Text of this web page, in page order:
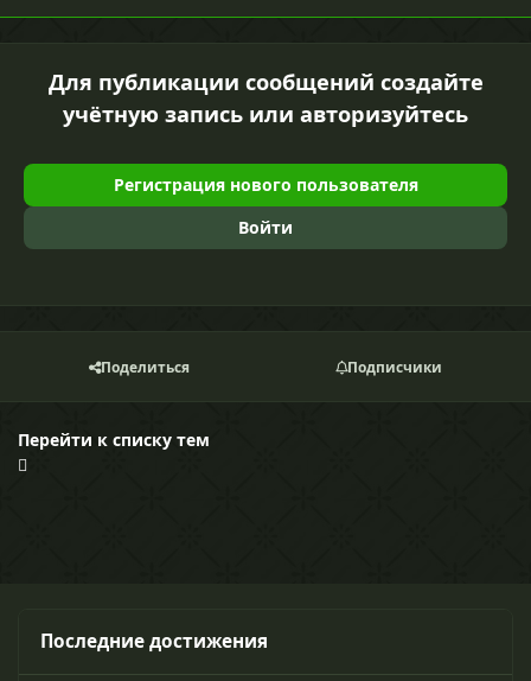
Для публикации сообщений создайте
учётную запись или авторизуйтесь
Регистрация нового пользователя
Войти
Поделиться Подписчики
Перейти к списку тем
Последние достижения